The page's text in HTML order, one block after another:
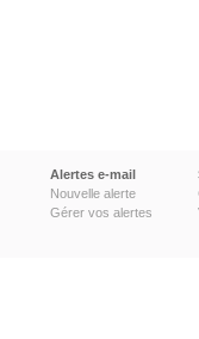
Alertes e-mail
Nouvelle alerte
Gérer vos alertes